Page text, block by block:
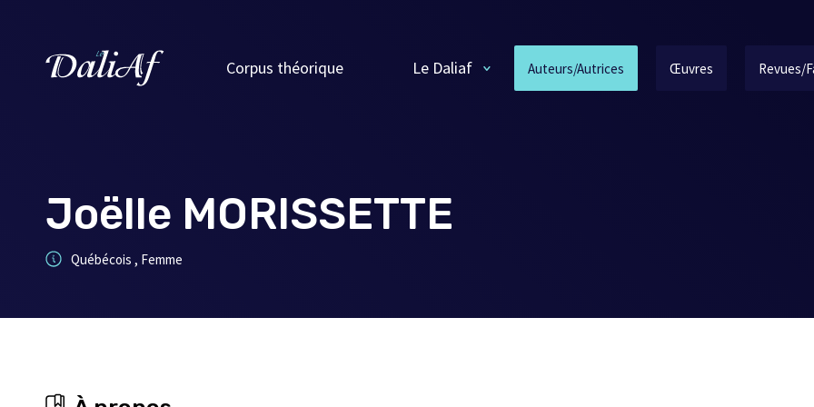
Corpus théorique Le Daliaf Auteurs/Autrices Œuvres Revues/
Joëlle MORISSETTE
Québécois , Femme